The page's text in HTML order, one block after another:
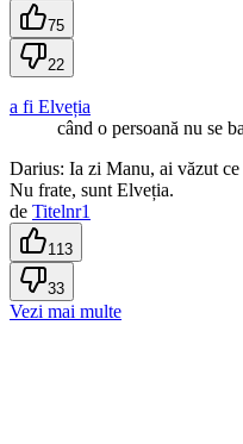
75
22
a fi Elveția
când o persoană nu se
Darius: Ia zi Manu, ai văzut
Nu frate, sunt Elveția.
de Titelnr1
113
33
Vezi mai multe